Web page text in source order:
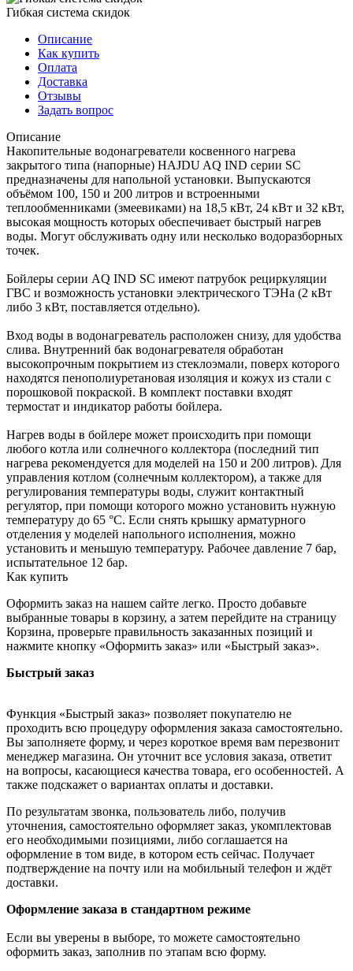
Гибкая система скидок
Описание
Как купить
Оплата
Доставка
Отзывы
Задать вопрос
Описание
Накопительные водонагреватели косвенного нагрева
закрытого типа (напорные) HAJDU AQ IND серии SC
предназначены для напольной установки. Выпускаются
объёмом 100, 150 и 200 литров и встроенными
теплообменниками (змеевиками) на 18,5 кВт, 24 кВт и 32 кВт,
высокая мощность которых обеспечивает быстрый нагрев
воды. Могут обслуживать одну или несколько водоразборных
точек.
Бойлеры серии AQ IND SC имеют патрубок рециркуляции
ГВС и возможность установки электрического ТЭНа (2 кВт
либо 3 кВт, поставляется отдельно).
Вход воды в водонагреватель расположен снизу, для удобства
слива. Внутренний бак водонагревателя обработан
высокопрочным покрытием из стеклоэмали, поверх которого
находятся пенополиуретановая изоляция и кожух из стали с
порошковой покраской. В комплект поставки входят
термостат и индикатор работы бойлера.
Нагрев воды в бойлере может происходить при помощи
любого котла или солнечного коллектора (последний тип
нагрева рекомендуется для моделей на 150 и 200 литров). Для
управления котлом (солнечным коллектором), а также для
регулирования температуры воды, служит контактный
регулятор, при помощи которого можно установить нужную
температуру до 65 °С. Если снять крышку арматурного
отделения у моделей напольного исполнения, можно
установить и меньшую температуру. Рабочее давление 7 бар,
испытательное 12 бар.
Как купить
Оформить заказ на нашем сайте легко. Просто добавьте
выбранные товары в корзину, а затем перейдите на страницу
Корзина, проверьте правильность заказанных позиций и
нажмите кнопку «Оформить заказ» или «Быстрый заказ».
Быстрый заказ
Функция «Быстрый заказ» позволяет покупателю не
проходить всю процедуру оформления заказа самостоятельно.
Вы заполняете форму, и через короткое время вам перезвонит
менеджер магазина. Он уточнит все условия заказа, ответит
на вопросы, касающиеся качества товара, его особенностей. А
также подскажет о вариантах оплаты и доставки.
По результатам звонка, пользователь либо, получив
уточнения, самостоятельно оформляет заказ, укомплектовав
его необходимыми позициями, либо соглашается на
оформление в том виде, в котором есть сейчас. Получает
подтверждение на почту или на мобильный телефон и ждёт
доставки.
Оформление заказа в стандартном режиме
Если вы уверены в выборе, то можете самостоятельно
оформить заказ, заполнив по этапам всю форму.